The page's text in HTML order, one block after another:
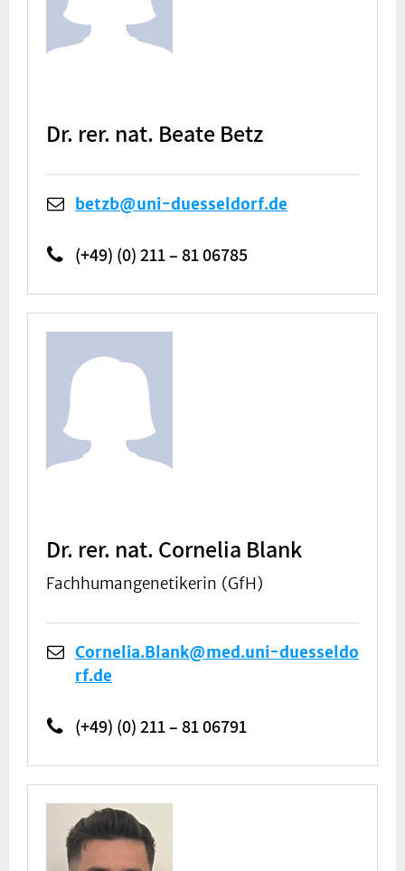
Dr. rer. nat. Beate Betz
betzb@uni-duesseldorf.de
(+49) (0) 211 – 81 06785
Dr. rer. nat. Cornelia Blank
Fachhumangenetikerin (GfH)
Cornelia.Blank@med.uni-duesseldo
rf.de
(+49) (0) 211 – 81 06791